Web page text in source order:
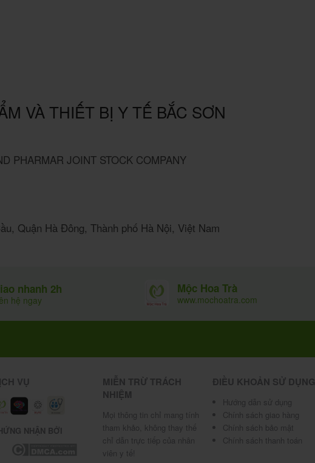
VÀ THIẾT BỊ Y TẾ BẮC SƠN
PHARMAR JOINT STOCK COMPANY
Quận Hà Đông, Thành phố Hà Nội, Việt Nam
nhanh 2h
hệ ngay
Mộc Hoa Trà
www.mochoatra.com
VỤ
NHẬN BỞI
MIỄN TRỪ TRÁCH
NHIỆM
Mọi thông tin chỉ mang tính
tham khảo, không thay thế
chỉ dẫn trực tiếp của nhân
viên y tế!
ĐIỀU KHOẢN SỬ DỤNG
Hướng dẫn sử dụng
Chính sách giao hàng
Chính sách bảo mật
Chính sách thanh toán